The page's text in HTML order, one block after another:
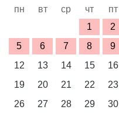
пн вт ср чт пт
1
2
5
6 7 8 9
12
13 14 15 16
19
20 21 22 23
26
27 28 29 30